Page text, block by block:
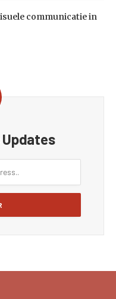
communicatie in
Updates